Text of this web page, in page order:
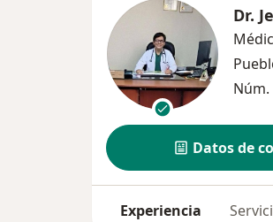
Dr.
Núm.
Datos de
Experiencia